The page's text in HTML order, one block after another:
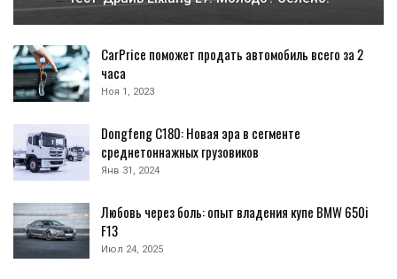
CarPrice поможет продать автомобиль всего за 2
часа
Ноя 1, 2023
Dongfeng С180: Новая эра в сегменте
среднетоннажных грузовиков
Янв 31, 2024
Любовь через боль: опыт владения купе BMW 650i
F13
Июл 24, 2025